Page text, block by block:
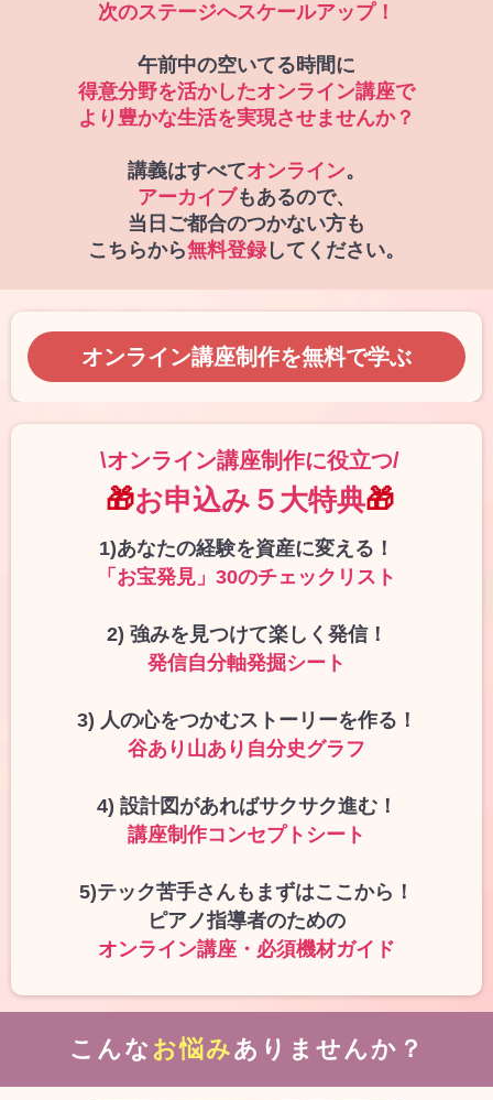
次のステージへスケールアップ！
午前中の空いてる時間に
得意分野を活かしたオンライン講座で
より豊かな生活を実現させませんか？
講義はすべてオンライン。
アーカイブもあるので、
当日ご都合のつかない方も
こちらから無料登録してください。
オンライン講座制作を無料で学ぶ
\オンライン講座制作に役立つ/
🎁お申込み５大特典🎁
1)あなたの経験を資産に変える！
「お宝発見」30のチェックリスト
2) 強みを見つけて楽しく発信！
発信自分軸発掘シート
3) 人の心をつかむストーリーを作る！
谷あり山あり自分史グラフ
4) 設計図があればサクサク進む！
講座制作コンセプトシート
5)テック苦手さんもまずはここから！
ピアノ指導者のための
オンライン講座・必須機材ガイド
こんなお悩みありませんか？